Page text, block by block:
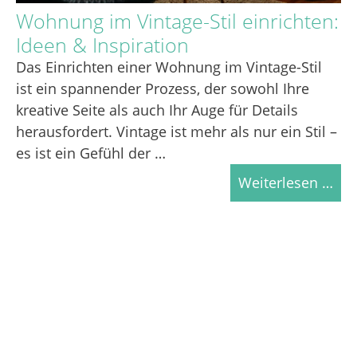
Wohnung im Vintage-Stil einrichten:
Ideen & Inspiration
Das Einrichten einer Wohnung im Vintage-Stil
ist ein spannender Prozess, der sowohl Ihre
kreative Seite als auch Ihr Auge für Details
herausfordert. Vintage ist mehr als nur ein Stil –
es ist ein Gefühl der …
Weiterlesen …